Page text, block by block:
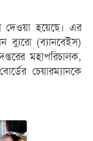
দেওয়া হয়েছে। এর
ব্যুরো (ব্যানবেইস)
মহাপরিচালক,
চেয়ারম্যানকে